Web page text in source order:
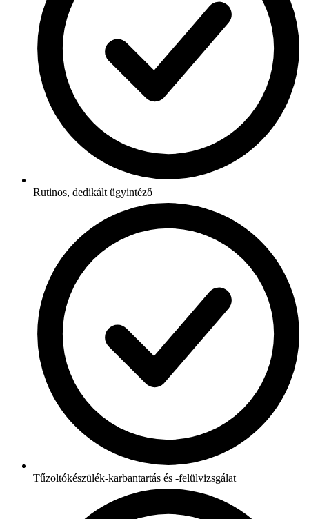
Rutinos, dedikált ügyintéző
Tűzoltókészülék-karbantartás és -felülvizsgálat